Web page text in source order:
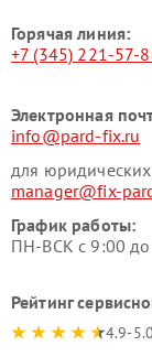
Горячая линия:
+7 (345) 221-57-
Электронная
info@pard-fix.ru
для
manager@fix-
График работы:
ПН-ВСК с 9:00
Рейтинг
4.9-5.0